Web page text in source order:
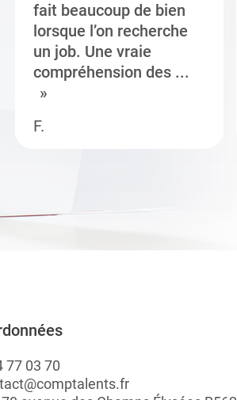
fait beaucoup de bien
lorsque l’on recherche
un job. Une vraie
compréhension des ...
F.
77 03 70